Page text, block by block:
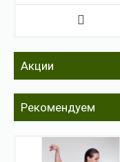
Акции
Рекомендуем